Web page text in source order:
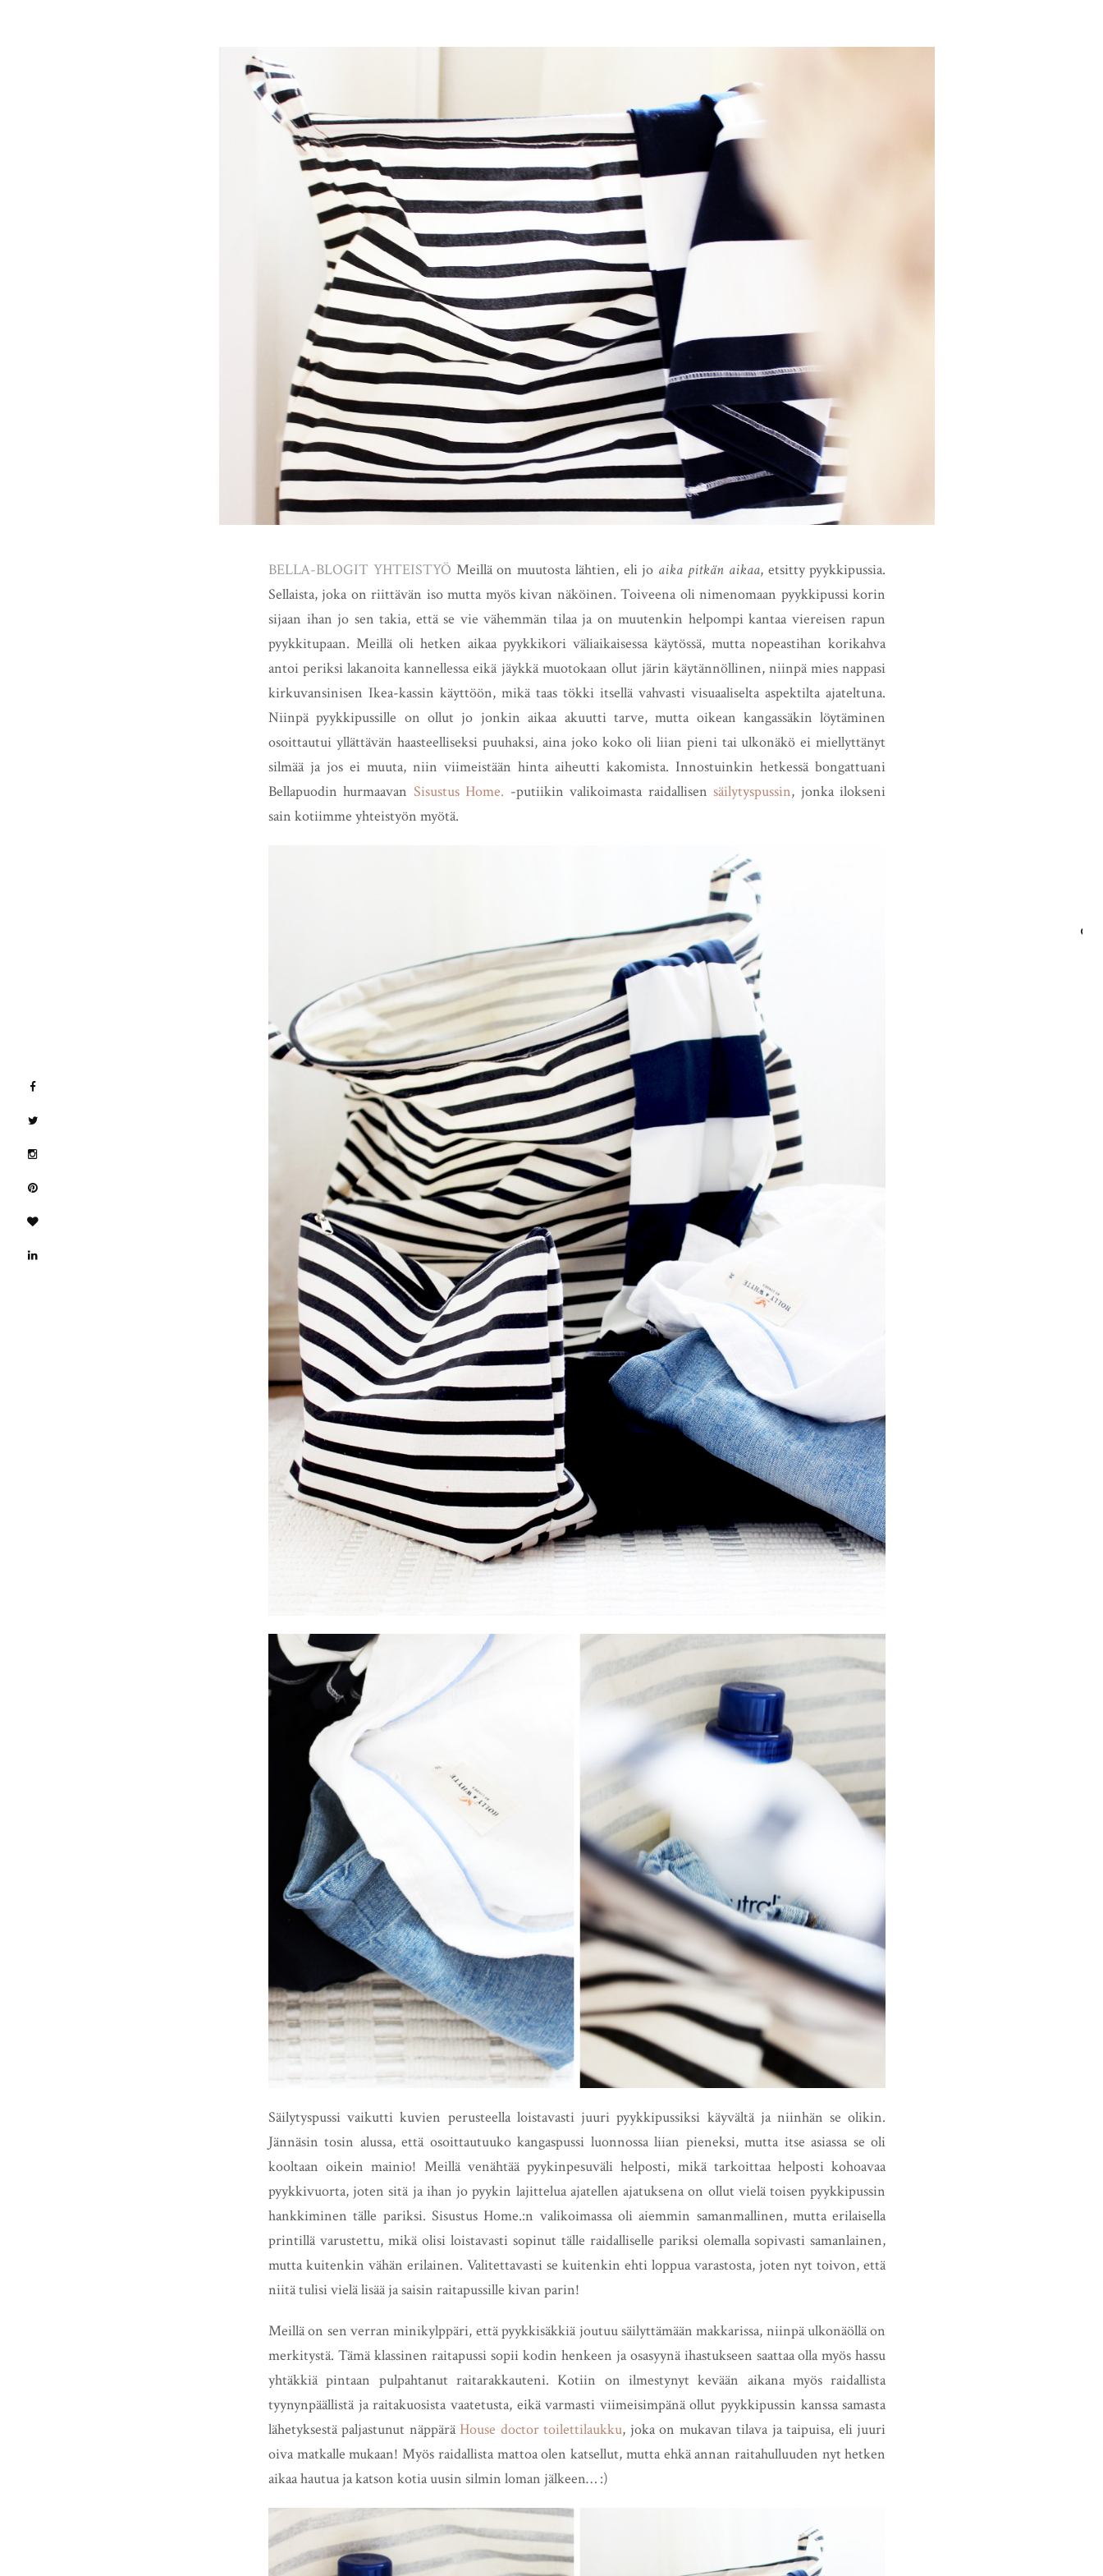
BELLA-BLOGIT YHTEISTYÖ Meillä on muutosta lähtien, eli jo aika pitkän aikaa, etsitty pyykkipussia.
Sellaista, joka on riittävän iso mutta myös kivan näköinen. Toiveena oli nimenomaan pyykkipussi korin
sijaan ihan jo sen takia, että se vie vähemmän tilaa ja on muutenkin helpompi kantaa viereisen rapun
pyykkitupaan. Meillä oli hetken aikaa pyykkikori väliaikaisessa käytössä, mutta nopeastihan korikahva
antoi periksi lakanoita kannellessa eikä jäykkä muotokaan ollut järin käytännöllinen, niinpä mies nappasi
kirkuvansinisen Ikea-kassin käyttöön, mikä taas tökki itsellä vahvasti visuaaliselta aspektilta ajateltuna.
Niinpä pyykkipussille on ollut jo jonkin aikaa akuutti tarve, mutta oikean kangassäkin löytäminen
osoittautui yllättävän haasteelliseksi puuhaksi, aina joko koko oli liian pieni tai ulkonäkö ei miellyttänyt
silmää ja jos ei muuta, niin viimeistään hinta aiheutti kakomista. Innostuinkin hetkessä bongattuani
Bellapuodin hurmaavan Sisustus Home. -putiikin valikoimasta raidallisensäilytyspussin, jonka ilokseni
sain kotiimme yhteistyön myötä.
Säilytyspussi vaikutti kuvien perusteella loistavasti juuri pyykkipussiksi käyvältä ja niinhän se olikin.
Jännäsin tosin alussa, että osoittautuuko kangaspussi luonnossa liian pieneksi, mutta itse asiassa se oli
kooltaan oikein mainio! Meillä venähtää pyykinpesuväli helposti, mikä tarkoittaa helposti kohoavaa
pyykkivuorta, joten sitä ja ihan jo pyykin lajittelua ajatellen ajatuksena on ollut vielä toisen pyykkipussin
hankkiminen tälle pariksi. Sisustus Home.:n valikoimassa oli aiemmin samanmallinen, mutta erilaisella
printillä varustettu, mikä olisi loistavasti sopinut tälle raidalliselle pariksi olemalla sopivasti samanlainen,
mutta kuitenkin vähän erilainen. Valitettavasti se kuitenkin ehti loppua varastosta, joten nyt toivon, että
niitä tulisi vielä lisää ja saisin raitapussille kivan parin!
Meillä on sen verran minikylppäri, että pyykkisäkkiä joutuu säilyttämään makkarissa, niinpä ulkonäöllä on
merkitystä. Tämä klassinen raitapussi sopii kodin henkeen ja osasyynä ihastukseen saattaa olla myös hassu
yhtäkkiä pintaan pulpahtanut raitarakkauteni. Kotiin on ilmestynyt kevään aikana myös raidallista
tyynynpäällistä ja raitakuosista vaatetusta, eikä varmasti viimeisimpänä ollut pyykkipussin kanssa samasta
lähetyksestä paljastunut näppärä House doctor toilettilaukku, joka on mukavan tilava ja taipuisa, eli juuri
oiva matkalle mukaan! Myös raidallista mattoa olen katsellut, mutta ehkä annan raitahulluuden nyt hetken
aikaa hautua ja katson kotia uusin silmin loman jälkeen… :)